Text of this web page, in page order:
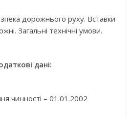
дорожнього руху. Вставки
Загальні технічні умови.
дані:
чинності – 01.01.2002